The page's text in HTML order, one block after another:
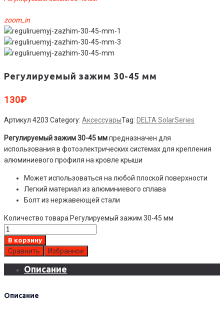
zoom_in
Регулируемый зажим 30-45 мм
130₽
Артикул 4203 Category: АксессуарыTag: DELTA SolarSeries
Регулируемый зажим 30-45 ммпредназначен для
использования в фотоэлектрических системах для крепления
алюминиевого профиля на кровле крыши
Может использоваться на любой плоской поверхности
Легкий материал из алюминиевого сплава
Болт из нержавеющей стали
Количество товара Регулируемый зажим 30-45 мм
В корзину
Сравнить Избранное
Описание
Описание